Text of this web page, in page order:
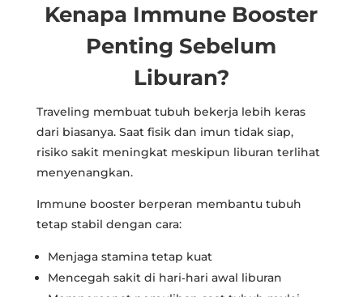
Kenapa Immune Booster
Penting Sebelum
Liburan?
Traveling membuat tubuh bekerja lebih keras
dari biasanya. Saat fisik dan imun tidak siap,
risiko sakit meningkat meskipun liburan terlihat
menyenangkan.
Immune booster berperan membantu tubuh
tetap stabil dengan cara:
Menjaga stamina tetap kuat
Mencegah sakit di hari‑hari awal liburan